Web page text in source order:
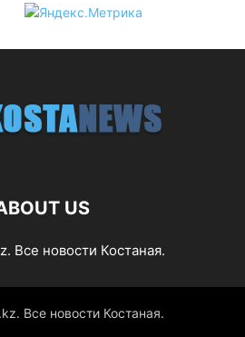
US
Все новости Костаная.
Все новости Костаная.